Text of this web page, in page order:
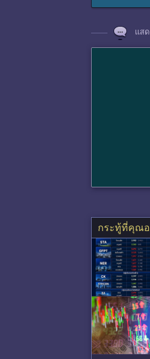
แส
กระทู้ที่คุณอ